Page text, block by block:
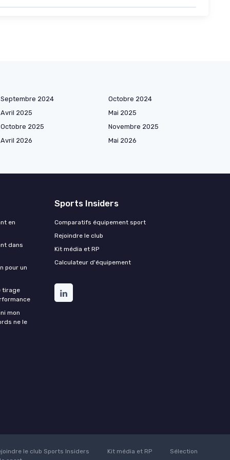
Septembre 2024
Octobre 2024
Avril 2025
Mai 2025
Octobre 2025
Novembre 2025
Avril 2026
Mai 2026
en
dans
pour un
tirage
mon
ne le
Sports Insiders
Comparatifs équipement sport
Rejoindre le club
Kit média et RP
Calculateur d'équipement
le club Sports Insiders Kit média et RP
Sélection